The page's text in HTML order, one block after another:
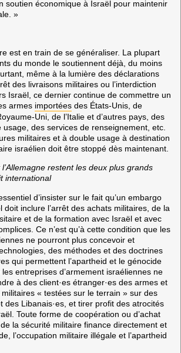
soutien économique à Israël pour maintenir
»
est en train de se généraliser. La plupart
du monde le soutiennent déjà, du moins
même à la lumière des déclarations
des livraisons militaires ou l’interdiction
Israël, ce dernier continue de commettre un
armes importées des États-Unis, de
Uni, de l’Italie et d’autres pays, des
usage, des services de renseignement, etc.
militaires et à double usage à destination
israélien doit être stoppé dès maintenant.
restent les deux plus grands
international
d’insister sur le fait qu’un embargo
doit inclure l’arrêt des achats militaires, de la
et de la formation avec Israël et avec
Ce n’est qu’à cette condition que les
ne pourront plus concevoir et
des méthodes et des doctrines
qui permettent l’apartheid et le génocide
entreprises d’armement israéliennes ne
à des client·es étranger·es des armes et
« testées sur le terrain » sur des
des Libanais·es, et tirer profit des atrocités
Toute forme de coopération ou d’achat
la sécurité militaire finance directement et
l’occupation militaire illégale et l’apartheid